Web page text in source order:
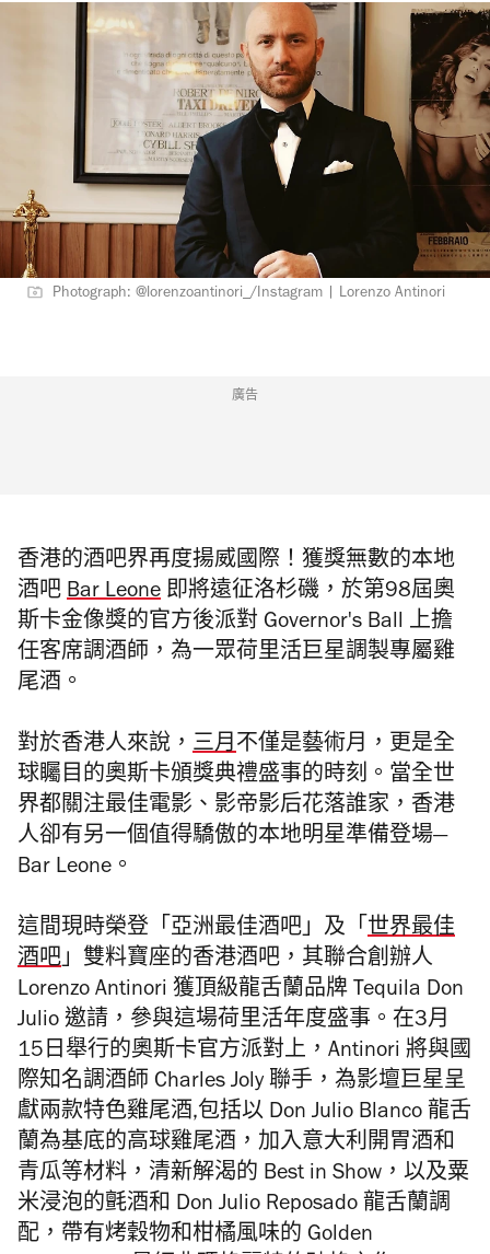
Photograph: @lorenzoantinori_/Instagram | Lorenzo Antinori
廣告
香港的酒吧界再度揚威國際！獲獎無數的本地
酒吧 Bar Leone 即將遠征洛杉磯，於第98屆奧
斯卡金像獎的官方後派對 Governor's Ball 上擔
任客席調酒師，為一眾荷里活巨星調製專屬雞
尾酒。
對於香港人來說， 三月不僅是藝術月，更是全
球矚目的奧斯卡頒獎典禮盛事的時刻。當全世
界都關注最佳電影、影帝影后花落誰家 ，香港
人卻有另一個值得驕傲的本地明星準備登場—
Bar Leone。
這間現時榮登「亞洲最佳酒吧」及「 世界最佳
酒吧」雙料寶座的香港酒吧，其聯合創辦人
Lorenzo Antinori 獲頂級龍舌蘭品牌 Tequila Don
Julio 邀請，參與這場荷里活年度盛事。在3月
15日舉行的奧斯卡官方派對上，Antinori 將與國
際知名調酒師 Charles Joly 聯手，為影壇巨星呈
獻兩款特色雞尾酒,包括以 Don Julio Blanco 龍舌
蘭為基底的高球雞尾酒，加入意大利開胃酒和
青瓜等材料，清新解渴的 Best in Show，以及粟
米浸泡的氈酒和 Don Julio Reposado 龍舌蘭調
配，帶有烤穀物和柑橘風味的 Golden